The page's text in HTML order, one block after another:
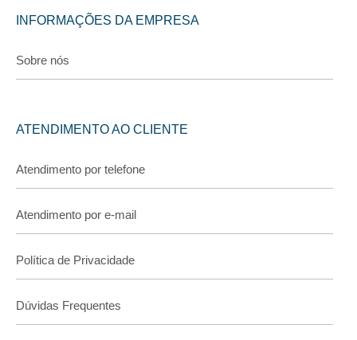
INFORMAÇÕES DA EMPRESA
Sobre nós
ATENDIMENTO AO CLIENTE
Atendimento por telefone
Atendimento por e-mail
Política de Privacidade
Dúvidas Frequentes